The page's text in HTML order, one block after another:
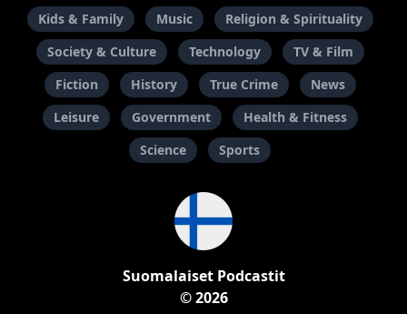
Kids & Family
Music
Religion & Spirituality
Society & Culture
Technology
TV & Film
Fiction
History True Crime
News
Leisure
Government
Health & Fitness
Science
Sports
Suomalaiset Podcastit
© 2026